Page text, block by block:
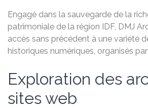
Engagé dans la sauvegarde de la
patrimoniale de la région IDF, DMJ
accès sans précédent à une variété
historiques numériques, organisés
Exploration des
sites web